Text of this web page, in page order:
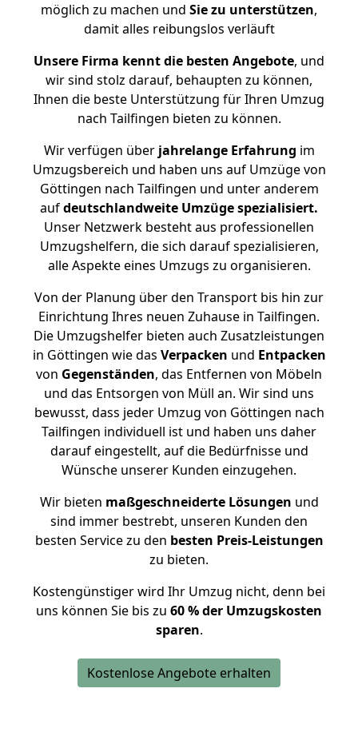
möglich zu machen und Sie zu unterstützen,
damit alles reibungslos verläuft
Unsere Firma kennt die besten Angebote, und
wir sind stolz darauf, behaupten zu können,
Ihnen die beste Unterstützung für Ihren Umzug
nach Tailfingen bieten zu können.
Wir verfügen überjahrelange Erfahrung im
Umzugsbereich und haben uns auf Umzüge von
Göttingen nach Tailfingen und unter anderem
aufdeutschlandweite Umzüge spezialisiert.
Unser Netzwerk besteht aus professionellen
Umzugshelfern, die sich darauf spezialisieren,
alle Aspekte eines Umzugs zu organisieren.
Von der Planung über den Transport bis hin zur
Einrichtung Ihres neuen Zuhause in Tailfingen.
Die Umzugshelfer bieten auch Zusatzleistungen
in Göttingen wie das Verpacken und Entpacken
von Gegenständen, das Entfernen von Möbeln
und das Entsorgen von Müll an. Wir sind uns
bewusst, dass jeder Umzug von Göttingen nach
Tailfingen individuell ist und haben uns daher
darauf eingestellt, auf die Bedürfnisse und
Wünsche unserer Kunden einzugehen.
Wir bieten maßgeschneiderte Lösungen und
sind immer bestrebt, unseren Kunden den
besten Service zu den besten Preis-Leistungen
zu bieten.
Kostengünstiger wird Ihr Umzug nicht, denn bei
uns können Sie bis zu 60 % der Umzugskosten
sparen.
Kostenlose Angebote erhalten